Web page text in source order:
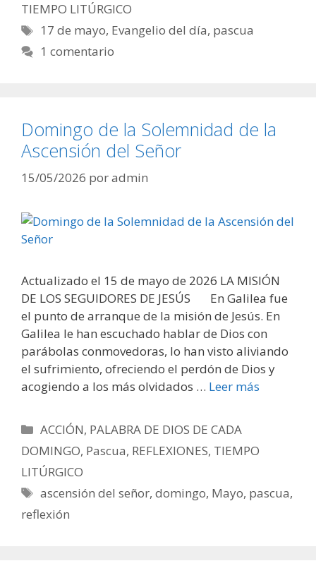
TIEMPO LITÚRGICO
Etiquetas
17 de mayo, Evangelio del día, pascua
1 comentario
Domingo de la Solemnidad de la
Ascensión del Señor
15/05/2026 poradmin
Actualizado el 15 de mayo de 2026 LA MISIÓN
DE LOS SEGUIDORES DE JESÚS En Galilea fue
el punto de arranque de la misión de Jesús. En
Galilea le han escuchado hablar de Dios con
parábolas conmovedoras, lo han visto aliviando
el sufrimiento, ofreciendo el perdón de Dios y
acogiendo a los más olvidados … Leer más
Categorías
ACCIÓN, PALABRA DE DIOS DE CADA
DOMINGO, Pascua, REFLEXIONES, TIEMPO
LITÚRGICO
Etiquetas
ascensión del señor,domingo, Mayo, pascua,
reflexión